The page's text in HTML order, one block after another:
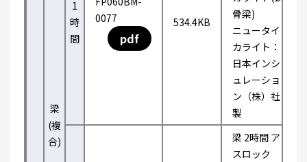
梁
(複
合)
1
時
間
0077
pdf
534.4KB
骨梁)
ニュータイ
カライト：
日本インシ
ュレーショ
ン（株）社
製
梁 2時間 ア
スロック